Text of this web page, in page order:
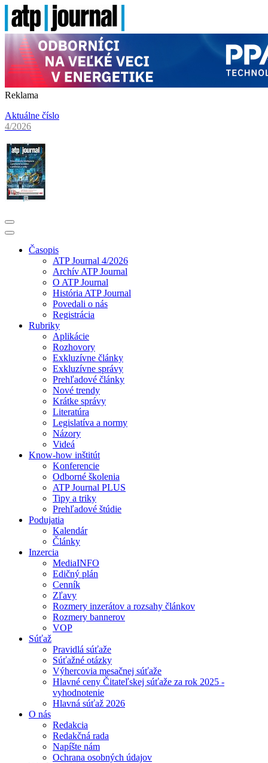
Reklama
Aktuálne číslo
4/2026
Časopis
ATP Journal 4/2026
Archív ATP Journal
O ATP Journal
História ATP Journal
Povedali o nás
Registrácia
Rubriky
Aplikácie
Rozhovory
Exkluzívne články
Exkluzívne správy
Prehľadové články
Nové trendy
Krátke správy
Literatúra
Legislatíva a normy
Názory
Videá
Know-how inštitút
Konferencie
Odborné školenia
ATP Journal PLUS
Tipy a triky
Prehľadové štúdie
Podujatia
Kalendár
Články
Inzercia
MediaINFO
Edičný plán
Cenník
Zľavy
Rozmery inzerátov a rozsahy článkov
Rozmery bannerov
VOP
Súťaž
Pravidlá súťaže
Súťažné otázky
Výhercovia mesačnej súťaže
Hlavné ceny Čitateľskej súťaže za rok 2025 -
vyhodnotenie
Hlavná súťaž 2026
O nás
Redakcia
Redakčná rada
Napíšte nám
Ochrana osobných údajov